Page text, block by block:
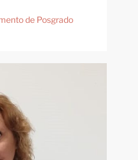
de Posgrado